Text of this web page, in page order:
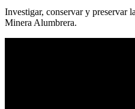
Investigar, conservar y preservar
Minera Alumbrera.